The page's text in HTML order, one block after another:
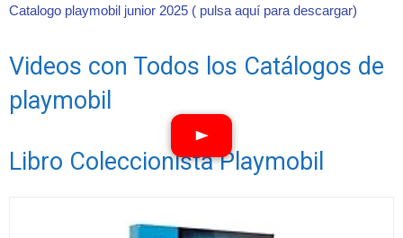
Catalogo playmobil junior 2025 ( pulsa aquí para descargar)
Videos con Todos los Catálogos de
playmobil
Libro Coleccionista Playmobil